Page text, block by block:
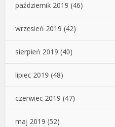
październik 2019 (46)
wrzesień 2019 (42)
sierpień 2019 (40)
lipiec 2019 (48)
czerwiec 2019 (47)
maj 2019 (52)